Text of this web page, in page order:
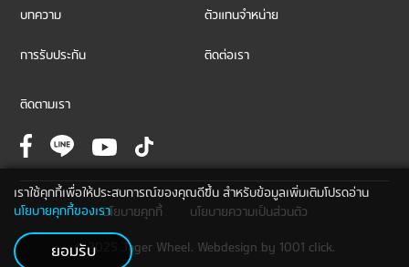
บทความ ตัวแทนจำหน่าย
การรับประกัน ติดต่อเรา
ติดตามเรา
© 2025 Jager Wheel. Webdesign by 1001 click.
นโยบายคุกกี้ นโยบายความเป็นส่วนตัว
เราใช้คุกกี้เพื่อให้ประสบการณ์ของคุณดีขึ้น สำหรับข้อมูลเพิ่มเติมโปรดอ่าน
นโยบายคุกกี้ของเรา
ยอมรับ